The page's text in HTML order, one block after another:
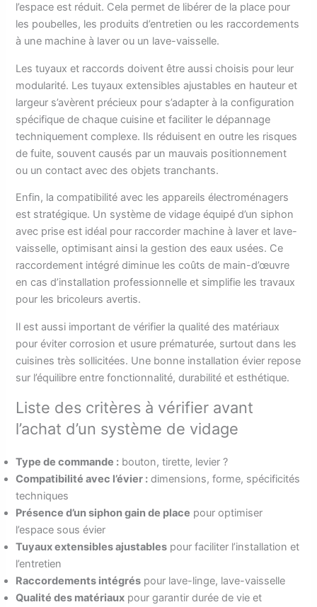
l’espace est réduit. Cela permet de libérer de la place pour
les poubelles, les produits d’entretien ou les raccordements
à une machine à laver ou un lave-vaisselle.
Les tuyaux et raccords doivent être aussi choisis pour leur
modularité. Les tuyaux extensibles ajustables en hauteur et
largeur s’avèrent précieux pour s’adapter à la configuration
spécifique de chaque cuisine et faciliter le dépannage
techniquement complexe. Ils réduisent en outre les risques
de fuite, souvent causés par un mauvais positionnement
ou un contact avec des objets tranchants.
Enfin, la compatibilité avec les appareils électroménagers
est stratégique. Un système de vidage équipé d’un siphon
avec prise est idéal pour raccorder machine à laver et lave-
vaisselle, optimisant ainsi la gestion des eaux usées. Ce
raccordement intégré diminue les coûts de main-d’œuvre
en cas d’installation professionnelle et simplifie les travaux
pour les bricoleurs avertis.
Il est aussi important de vérifier la qualité des matériaux
pour éviter corrosion et usure prématurée, surtout dans les
cuisines très sollicitées. Une bonne installation évier repose
sur l’équilibre entre fonctionnalité, durabilité et esthétique.
Liste des critères à vérifier avant
l’achat d’un système de vidage
Type de commande : bouton, tirette, levier ?
Compatibilité avec l’évier : dimensions, forme, spécificités
techniques
Présence d’un siphon gain de place pour optimiser
l’espace sous évier
Tuyaux extensibles ajustables pour faciliter l’installation et
l’entretien
Raccordements intégrés pour lave-linge, lave-vaisselle
Qualité des matériaux pour garantir durée de vie et